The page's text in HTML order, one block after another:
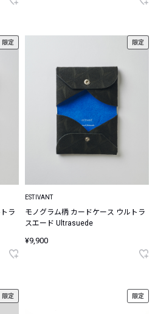
限定
ラ
限定
ESTIVANT
モノグラム柄 カードケース ウルトラ
スエード Ultrasuede
¥9,900
限定 限定